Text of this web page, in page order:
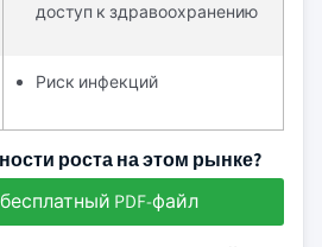
доступ к здравоохранению
Риск инфекций
роста на этом рынке?
PDF-файл